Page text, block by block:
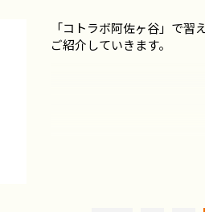
「コトラボ阿佐ヶ谷」で
ご紹介していきます。